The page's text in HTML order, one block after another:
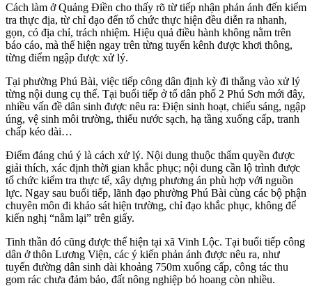
Cách làm ở Quảng Điền cho thấy rõ từ tiếp nhận phản ánh đến kiểm
tra thực địa, từ chỉ đạo đến tổ chức thực hiện đều diễn ra nhanh,
gọn, có địa chỉ, trách nhiệm. Hiệu quả điều hành không nằm trên
báo cáo, mà thể hiện ngay trên từng tuyến kênh được khơi thông,
từng điểm ngập được xử lý.
Tại phường Phú Bài, việc tiếp công dân định kỳ đi thẳng vào xử lý
từng nội dung cụ thể. Tại buổi tiếp ở tổ dân phố 2 Phú Sơn mới đây,
nhiều vấn đề dân sinh được nêu ra: Điện sinh hoạt, chiếu sáng, ngập
úng, vệ sinh môi trường, thiếu nước sạch, hạ tầng xuống cấp, tranh
chấp kéo dài…
Điểm đáng chú ý là cách xử lý. Nội dung thuộc thẩm quyền được
giải thích, xác định thời gian khắc phục; nội dung cần lộ trình được
tổ chức kiểm tra thực tế, xây dựng phương án phù hợp với nguồn
lực. Ngay sau buổi tiếp, lãnh đạo phường Phú Bài cùng các bộ phận
chuyên môn đi khảo sát hiện trường, chỉ đạo khắc phục, không để
kiến nghị “nằm lại” trên giấy.
Tinh thần đó cũng được thể hiện tại xã Vinh Lộc. Tại buổi tiếp công
dân ở thôn Lương Viện, các ý kiến phản ánh được nêu ra, như
tuyến đường dân sinh dài khoảng 750m xuống cấp, công tác thu
gom rác chưa đảm bảo, đất nông nghiệp bỏ hoang còn nhiều.